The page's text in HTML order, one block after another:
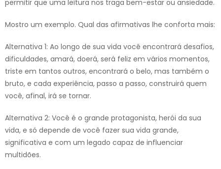
permitir que uma leitura nos traga bem-estar ou ansiedade.
Mostro um exemplo. Qual das afirmativas lhe conforta mais:
Alternativa 1: Ao longo de sua vida você encontrará desafios,
dificuldades, amará, doerá, será feliz em vários momentos,
triste em tantos outros, encontrará o belo, mas também o
bruto, e cada experiência, passo a passo, construirá quem
você, afinal, irá se tornar.
Alternativa 2: Você é o grande protagonista, herói da sua
vida, e só depende de você fazer sua vida grande,
significativa e com um legado capaz de influenciar
multidões.